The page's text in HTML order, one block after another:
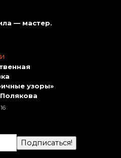
— мастер.
узоры»
16